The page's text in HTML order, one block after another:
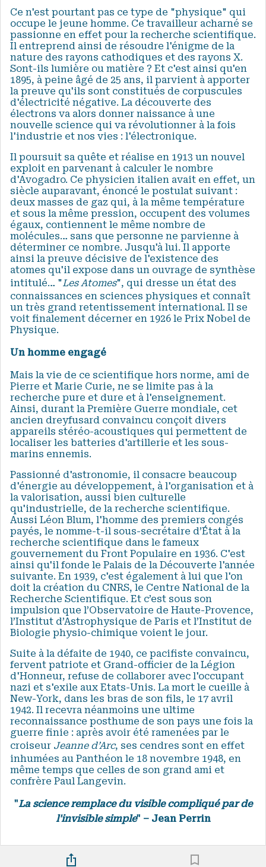
Ce n'est pourtant pas ce type de "physique" qui
occupe le jeune homme. Ce travailleur acharné se
passionne en effet pour la recherche scientifique.
Il entreprend ainsi de résoudre l'énigme de la
nature des rayons cathodiques et des rayons X.
Sont-ils lumière ou matière ? Et c'est ainsi qu'en
1895, à peine âgé de 25 ans, il parvient à apporter
la preuve qu'ils sont constitués de corpuscules
d'électricité négative. La découverte des
électrons va alors donner naissance à une
nouvelle science qui va révolutionner à la fois
l'industrie et nos vies : l'électronique.
Il poursuit sa quête et réalise en 1913 un nouvel
exploit en parvenant à calculer le nombre
d'Avogadro. Ce physicien italien avait en effet, un
siècle auparavant, énoncé le postulat suivant :
deux masses de gaz qui, à la même température
et sous la même pression, occupent des volumes
égaux, contiennent le même nombre de
molécules… sans que personne ne parvienne à
déterminer ce nombre. Jusqu'à lui. Il apporte
ainsi la preuve décisive de l'existence des
atomes qu'il expose dans un ouvrage de synthèse
intitulé… "Les Atomes", qui dresse un état des
connaissances en sciences physiques et connaît
un très grand retentissement international. Il se
voit finalement décerner en 1926 le Prix Nobel de
Physique.
Un homme engagé
Mais la vie de ce scientifique hors norme, ami de
Pierre et Marie Curie, ne se limite pas à la
recherche pure et dure et à l'enseignement.
Ainsi, durant la Première Guerre mondiale, cet
ancien dreyfusard convaincu conçoit divers
appareils stéréo-acoustiques qui permettent de
localiser les batteries d'artillerie et les sous-
marins ennemis.
Passionné d'astronomie, il consacre beaucoup
d'énergie au développement, à l'organisation et à
la valorisation, aussi bien culturelle
qu'industrielle, de la recherche scientifique.
Aussi Léon Blum, l'homme des premiers congés
payés, le nomme-t-il sous-secrétaire d’État à la
recherche scientifique dans le fameux
gouvernement du Front Populaire en 1936. C'est
ainsi qu'il fonde le Palais de la Découverte l'année
suivante. En 1939, c'est également à lui que l'on
doit la création du CNRS, le Centre National de la
Recherche Scientifique. Et c’est sous son
impulsion que l’Observatoire de Haute-Provence,
l’Institut d’Astrophysique de Paris et l’Institut de
Biologie physio-chimique voient le jour.
Suite à la défaite de 1940, ce pacifiste convaincu,
fervent patriote et Grand-officier de la Légion
d'Honneur, refuse de collaborer avec l'occupant
nazi et s'exile aux Etats-Unis. La mort le cueille à
New-York, dans les bras de son fils, le 17 avril
1942. Il recevra néanmoins une ultime
reconnaissance posthume de son pays une fois la
guerre finie : après avoir été ramenées par le
croiseur Jeanne d’Arc, ses cendres sont en effet
inhumées au Panthéon le 18 novembre 1948, en
même temps que celles de son grand ami et
confrère Paul Langevin.
"La science remplace du visible compliqué par de
l'invisible simple" – Jean Perrin